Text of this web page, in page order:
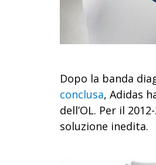
Dopo la banda
conclusa, Adidas
dell’OL. Per il
soluzione inedita.